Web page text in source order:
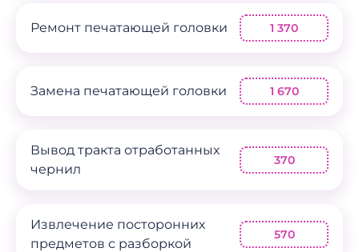
Ремонт печатающей головки 1 370
Замена печатающей головки 1 670
Вывод тракта отработанных
чернил
370
Извлечение посторонних
предметов с разборкой
570